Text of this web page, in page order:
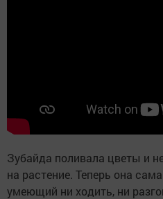
Зубайда поливала цветы и
на растение. Теперь она
умеющий ни ходить, ни